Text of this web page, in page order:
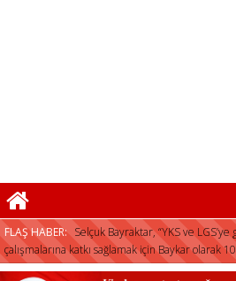
FLAŞ HABER: Selçuk Bayraktar, “YKS ve
çalışmalarına katkı sağlamak için Baykar olarak